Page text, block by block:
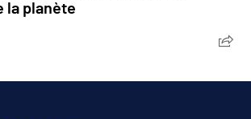
la planète